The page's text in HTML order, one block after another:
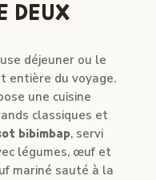
DEUX
déjeuner ou le
entière du voyage.
une cuisine
classiques et
bibimbap, servi
légumes, œuf et
mariné sauté à la